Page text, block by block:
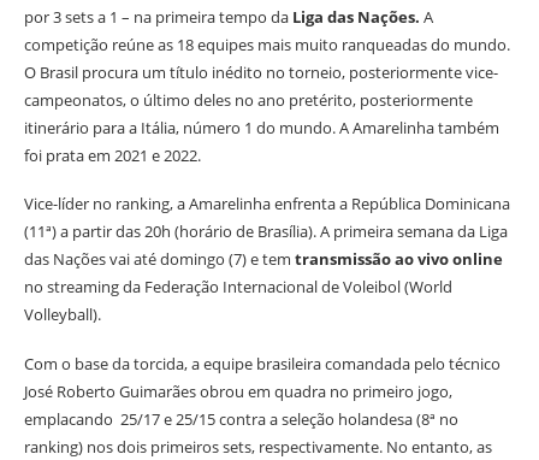
por 3 sets a 1 – na primeira tempo da Liga das Nações. A
competição reúne as 18 equipes mais muito ranqueadas do mundo.
O Brasil procura um título inédito no torneio, posteriormente vice-
campeonatos, o último deles no ano pretérito, posteriormente
itinerário para a Itália, número 1 do mundo. A Amarelinha também
foi prata em 2021 e 2022.
Vice-líder no ranking, a Amarelinha enfrenta a República Dominicana
(11ª) a partir das 20h (horário de Brasília). A primeira semana da Liga
das Nações vai até domingo (7) e tem transmissão ao vivo online
no streaming da Federação Internacional de Voleibol (World
Volleyball).
Com o base da torcida, a equipe brasileira comandada pelo técnico
José Roberto Guimarães obrou em quadra no primeiro jogo,
emplacando 25/17 e 25/15 contra a seleção holandesa (8ª no
ranking) nos dois primeiros sets, respectivamente. No entanto, as